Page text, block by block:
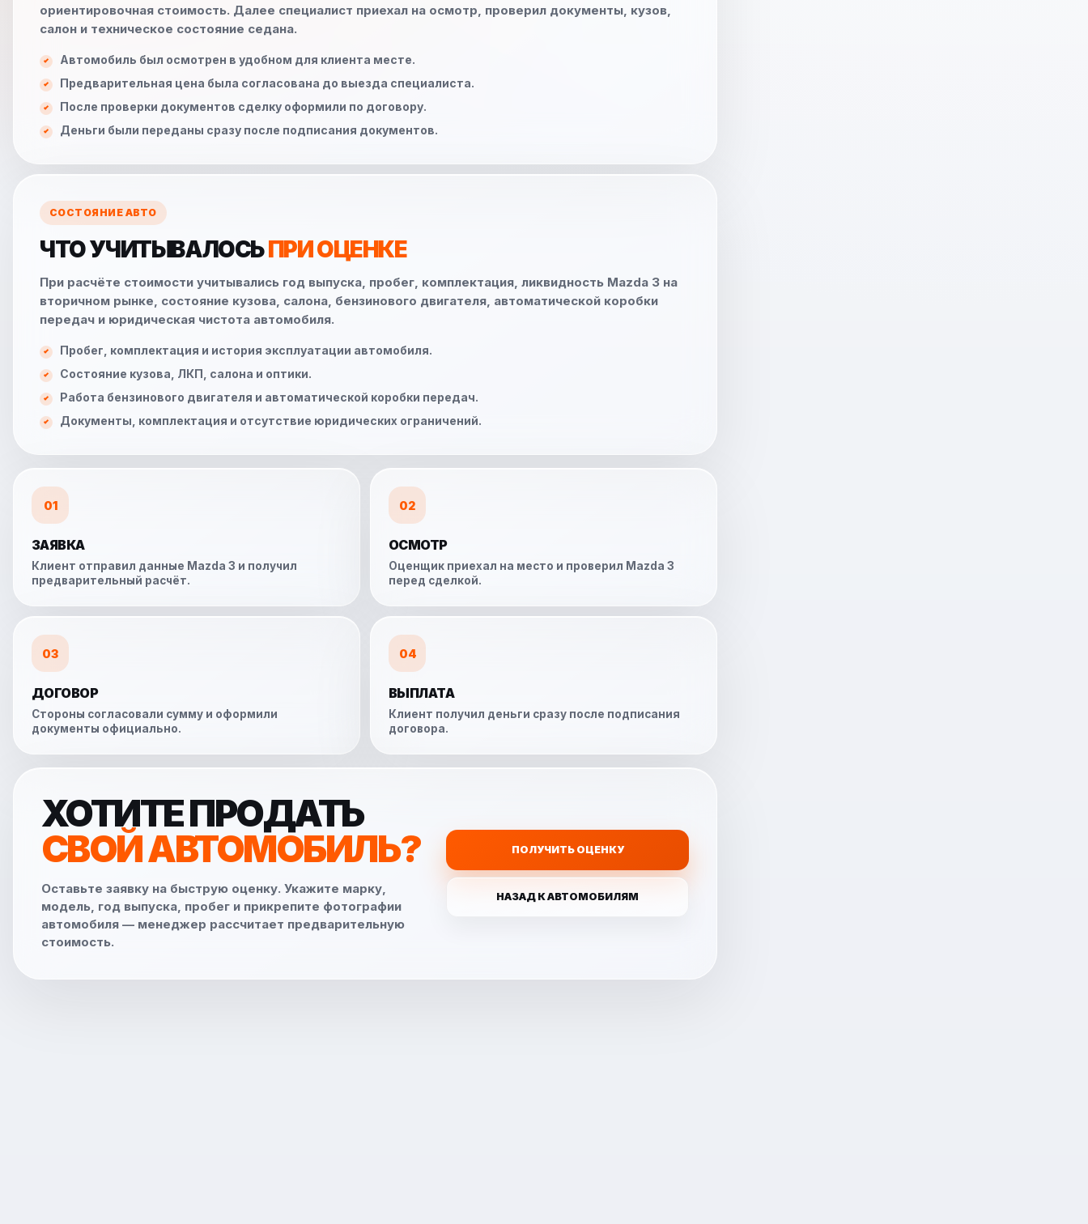
ориентировочная стоимость. Далее специалист приехал на осмотр, проверил документы, кузов,
салон и техническое состояние седана.
Автомобиль был осмотрен в удобном для клиента месте.
Предварительная цена была согласована до выезда специалиста.
После проверки документов сделку оформили по договору.
Деньги были переданы сразу после подписания документов.
СОСТОЯНИЕ АВТО
ЧТО УЧИТЫВАЛОСЬПРИ ОЦЕНКЕ
При расчёте стоимости учитывались год выпуска, пробег, комплектация, ликвидность Mazda 3 на
вторичном рынке, состояние кузова, салона, бензинового двигателя, автоматической коробки
передач и юридическая чистота автомобиля.
Пробег, комплектация и история эксплуатации автомобиля.
Состояние кузова, ЛКП, салона и оптики.
Работа бензинового двигателя и автоматической коробки передач.
Документы, комплектация и отсутствие юридических ограничений.
01
ЗАЯВКА
Клиент отправил данные Mazda 3 и получил
предварительный расчёт.
02
ОСМОТР
Оценщик приехал на место и проверил Mazda 3
перед сделкой.
03
ДОГОВОР
Стороны согласовали сумму и оформили
документы официально.
04
ВЫПЛАТА
Клиент получил деньги сразу после подписания
договора.
ХОТИТЕ ПРОДАТЬ
СВОЙ АВТОМОБИЛЬ?
Оставьте заявку на быструю оценку. Укажите марку,
модель, год выпуска, пробег и прикрепите фотографии
автомобиля — менеджер рассчитает предварительную
стоимость.
ПОЛУЧИТЬ ОЦЕНКУ
НАЗАД К АВТОМОБИЛЯМ